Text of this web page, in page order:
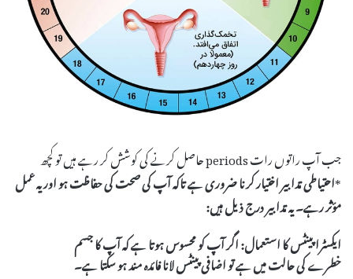
جب آپ راتوں رات periods حاصل کرنے کی کوشش کر رہے ہیں تو کچھ
*احتیاطی تدابیراختیار کرنا ضروری ہے تاکہ آپ کی صحت کی حفاظت ہو اور یہ عمل
مؤثر رہے۔ یہ تدابیر درج ذیل ہیں:
ایکسٹرا پینٹس کا استعمال:اگر آپ کو محسوس ہوتا ہے کہ آپ کا جسم
خطرے کی حالت میں ہے تو اضافی پینٹس لانا فائدہ مند ہو سکتا ہے۔